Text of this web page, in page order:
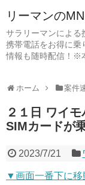
リーマンの
サラリーマンによる
携帯電話をお得に乗
情報も随時配信！※
ホーム 案件
２１日 ワイ
SIMカードが
2023/7/21
▼画面一番下に移